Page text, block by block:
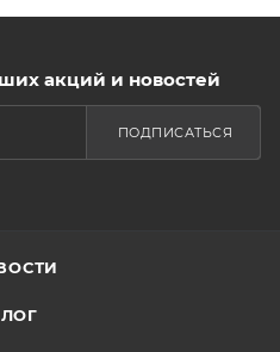
акций и новостей
ПОДПИСАТЬСЯ